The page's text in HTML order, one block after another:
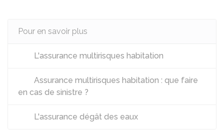
Pour en savoir plus
L'assurance multirisques habitation
Assurance multirisques habitation : que faire
en cas de sinistre ?
L'assurance dégât des eaux